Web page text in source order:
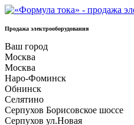
Продажа электрооборудования
Ваш город
Москва
Москва
Наро-Фоминск
Обнинск
Селятино
Серпухов Борисовское шоссе
Серпухов ул.Новая